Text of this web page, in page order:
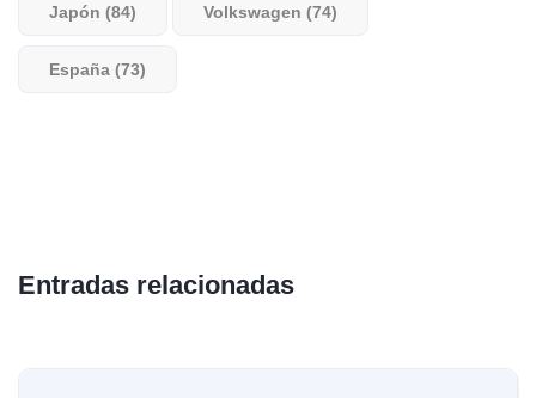
Japón (84) Volkswagen (74)
España (73)
Entradas relacionadas